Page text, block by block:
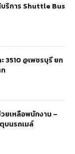
บริการ Shuttle Bus
3510 @เพชรบุรี ยก
ยเหลือพนักงาน –
บนรถเมล์